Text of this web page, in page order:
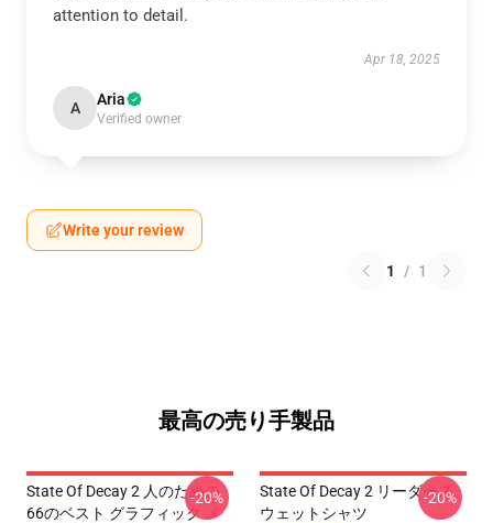
attention to detail.
Apr 18, 2025
A Aria
Verified owner
Write your review
1 / 1
最高の売り手製品
State Of Decay 2 人のための
66のベスト グラフィック メ
-20%
State Of Decay 2 リーダース
ウェットシャツ
-20%